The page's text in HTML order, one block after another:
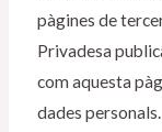
pàgines de
Privadesa
com aquesta
dades personals.